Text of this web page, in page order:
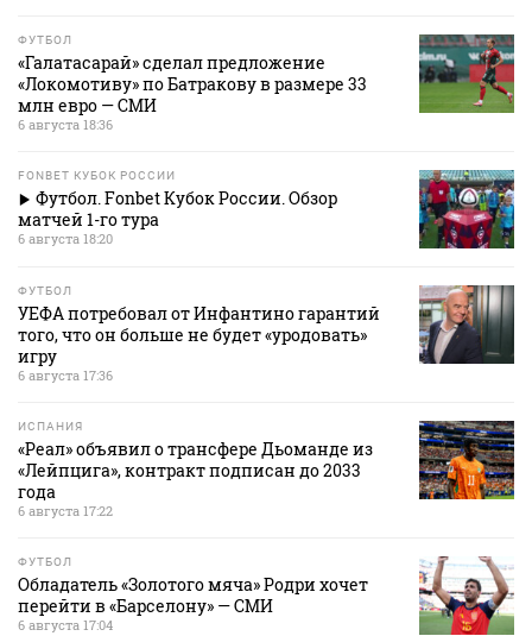
ФУТБОЛ
«Галатасарай» сделал предложение
«Локомотиву» по Батракову в размере 33
млн евро — СМИ
6 августа 18:36
FONBET КУБОК РОССИИ
Футбол. Fonbet Кубок России. Обзор
матчей 1-го тура
6 августа 18:20
ФУТБОЛ
УЕФА потребовал от Инфантино гарантий
того, что он больше не будет «уродовать»
игру
6 августа 17:36
ИСПАНИЯ
«Реал» объявил о трансфере Дьоманде из
«Лейпцига», контракт подписан до 2033
года
6 августа 17:22
ФУТБОЛ
Обладатель «Золотого мяча» Родри хочет
перейти в «Барселону» — СМИ
6 августа 17:04